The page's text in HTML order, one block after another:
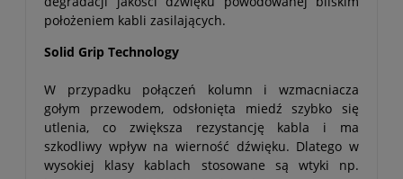
położeniem kabli zasilających.
Solid Grip Technology
W przypadku połączeń kolumn i wzmacniacza
gołym przewodem, odsłonięta miedź szybko się
utlenia, co zwiększa rezystancję kabla i ma
szkodliwy wpływ na wierność dźwięku. Dlatego w
wysokiej klasy kablach stosowane są wtyki np.